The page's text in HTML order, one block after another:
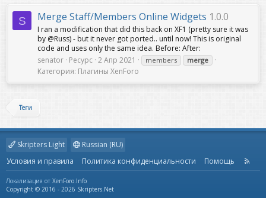
S Merge Staff/Members Online Widgets 1.0.0
I ran a modification that did this back on XF1 (pretty sure it was
by @Russ) - but it never got ported.. until now! This is original
code and uses only the same idea. Before: After:
senator Ресурс 2 Апр 2021 members merge
Категория: Плагины XenForo
Теги
Skripters Light
Russian (RU)
Условия и правила
Политика конфиденциальности Помощь
R
Локализация от XenForo.Info
Copyright © 2016 - 2026 Skripters.Net